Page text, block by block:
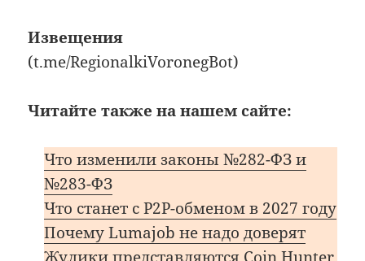
Извещения
(t.me/RegionalkiVoronegBot)
Читайте также на нашем сайте:
Что изменили законы №282-ФЗ и
№283-ФЗ
Что станет с P2P-обменом в 2027 году
Почему Lumajob не надо доверят